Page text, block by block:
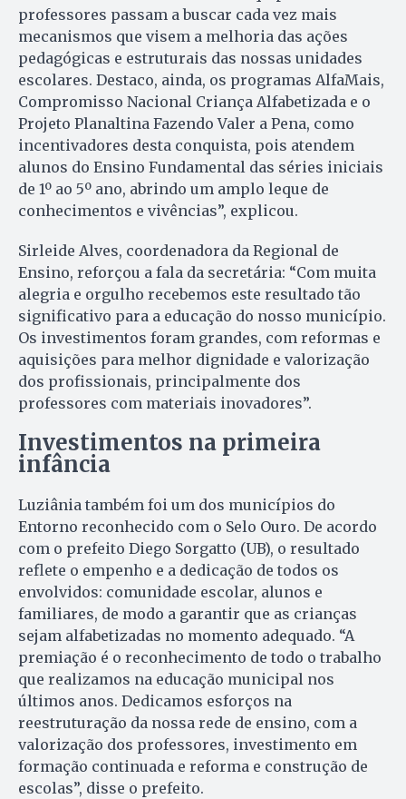
professores passam a buscar cada vez mais
mecanismos que visem a melhoria das ações
pedagógicas e estruturais das nossas unidades
escolares. Destaco, ainda, os programas AlfaMais,
Compromisso Nacional Criança Alfabetizada e o
Projeto Planaltina Fazendo Valer a Pena, como
incentivadores desta conquista, pois atendem
alunos do Ensino Fundamental das séries iniciais
de 1º ao 5º ano, abrindo um amplo leque de
conhecimentos e vivências”, explicou.
Sirleide Alves, coordenadora da Regional de
Ensino, reforçou a fala da secretária: “Com muita
alegria e orgulho recebemos este resultado tão
significativo para a educação do nosso município.
Os investimentos foram grandes, com reformas e
aquisições para melhor dignidade e valorização
dos profissionais, principalmente dos
professores com materiais inovadores”.
Investimentos na primeira
infância
Luziânia também foi um dos municípios do
Entorno reconhecido com o Selo Ouro. De acordo
com o prefeito Diego Sorgatto (UB), o resultado
reflete o empenho e a dedicação de todos os
envolvidos: comunidade escolar, alunos e
familiares, de modo a garantir que as crianças
sejam alfabetizadas no momento adequado. “A
premiação é o reconhecimento de todo o trabalho
que realizamos na educação municipal nos
últimos anos. Dedicamos esforços na
reestruturação da nossa rede de ensino, com a
valorização dos professores, investimento em
formação continuada e reforma e construção de
escolas”, disse o prefeito.